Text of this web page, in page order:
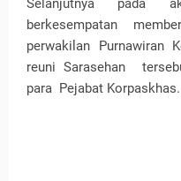
Selanjutnya pada
berkesempatan
perwakilan Purnawiran
reuni Sarasehan
para Pejabat Korpaskhas.